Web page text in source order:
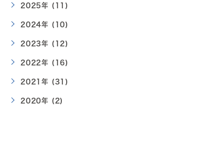
2025年 (11)
2024年 (10)
2023年 (12)
2022年 (16)
2021年 (31)
2020年 (2)